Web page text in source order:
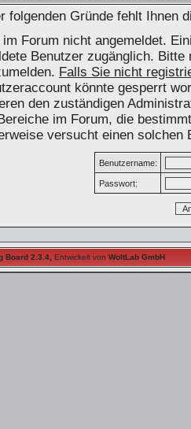
folgenden Gründe fehlt Ihnen
Forum nicht angemeldet.
Benutzer zugänglich.
Falls Sie nicht
könnte gesperrt
den zuständigen
im Forum, die
versucht einen solchen
Benutzername:
Passwort:
Board 2.3.4 Entwickelt von WoltLab GmbH